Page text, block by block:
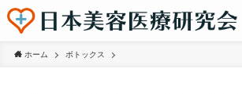
ホーム ボトックス